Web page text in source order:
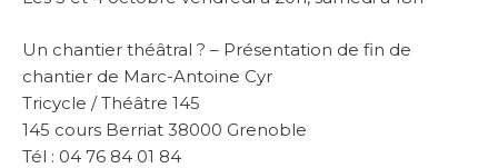
Un chantier théâtral ? – Présentation de fin de
chantier de Marc-Antoine Cyr
Tricycle / Théâtre 145
145 cours Berriat 38000 Grenoble
Tél : 04 76 84 01 84